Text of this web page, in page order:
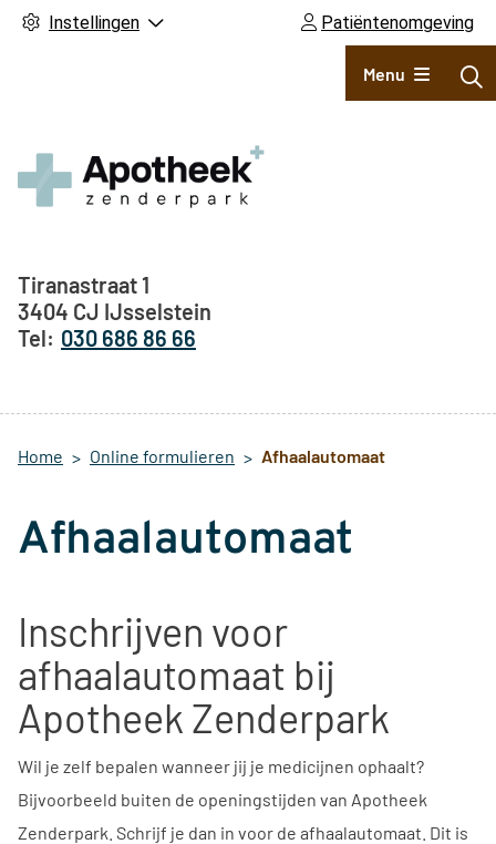
Instellingen Patiëntenomgeving
Hoofdmenu
Menu
Adresgegevens
Tiranastraat 1
3404 CJ IJsselstein
030 686 86 66
Home Online formulieren Afhaalautomaat
Afhaalautomaat
Inschrijven voor
afhaalautomaat bij
Apotheek Zenderpark
Wil je zelf bepalen wanneer jij je medicijnen ophaalt?
Bijvoorbeeld buiten de openingstijden van Apotheek
Zenderpark. Schrijf je dan in voor de afhaalautomaat. Dit is